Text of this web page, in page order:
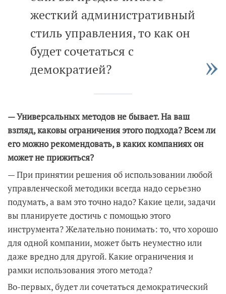
жесткий административный
стиль управления, то как он
будет сочетаться с
демократией?
— Универсальных методов не бывает. На ваш
взгляд, каковы ограничения этого подхода? Всем ли
его можно рекомендовать, в каких компаниях он
может не прижиться?
— При принятии решения об использовании любой
управленческой методики всегда надо серьезно
подумать, а вам это точно надо? Какие цели, задачи
вы планируете достичь с помощью этого
инструмента? Желательно понимать: то, что хорошо
для одной компании, может быть неуместно или
даже вредно для другой. Какие ограничения и
рамки использования этого метода?
Во-первых, будет ли сочетаться демократический